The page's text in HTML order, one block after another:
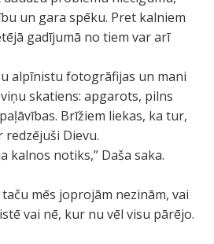
un gara spēku. Pret kalniem
gadījumā no tiem var arī
alpīnistu fotogrāfijas un mani
skatiens: apgarots, pilns
Brīžiem liekas, ka tur,
Dievu.
kalnos notiks,” Daša saka.
mēs joprojām nezinām, vai
vai nē, kur nu vēl visu pārējo.